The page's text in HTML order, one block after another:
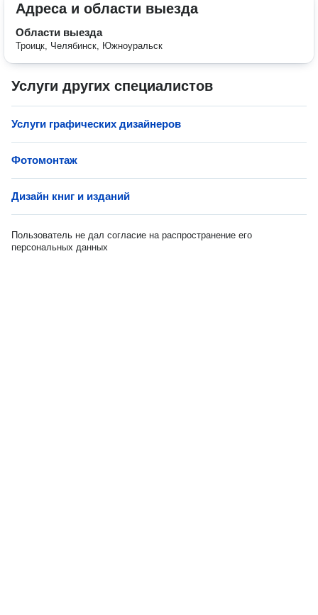
Адреса и области выезда
Области выезда
Троицк, Челябинск, Южноуральск
Услуги других специалистов
Услуги графических дизайнеров
Фотомонтаж
Дизайн книг и изданий
Пользователь не дал согласие на распространение его
персональных данных